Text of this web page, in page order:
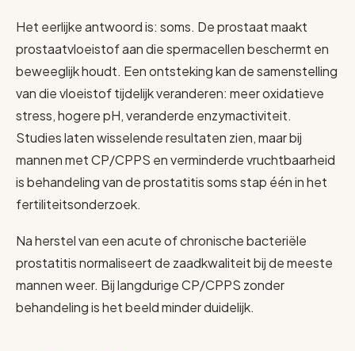
Het eerlijke antwoord is: soms. De prostaat maakt
prostaatvloeistof aan die spermacellen beschermt en
beweeglijk houdt. Een ontsteking kan de samenstelling
van die vloeistof tijdelijk veranderen: meer oxidatieve
stress, hogere pH, veranderde enzymactiviteit.
Studies laten wisselende resultaten zien, maar bij
mannen met CP/CPPS en verminderde vruchtbaarheid
is behandeling van de prostatitis soms stap één in het
fertiliteitsonderzoek.
Na herstel van een acute of chronische bacteriële
prostatitis normaliseert de zaadkwaliteit bij de meeste
mannen weer. Bij langdurige CP/CPPS zonder
behandeling is het beeld minder duidelijk.